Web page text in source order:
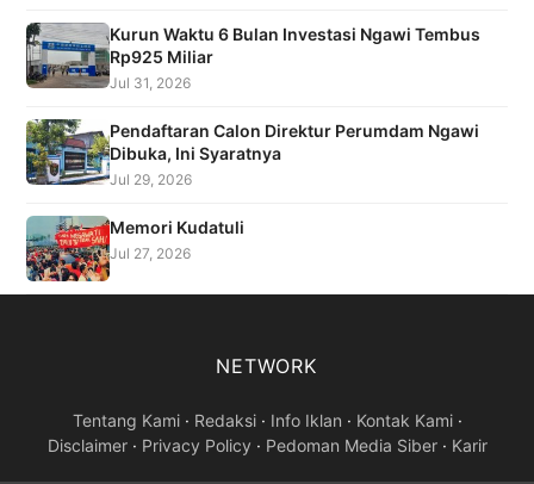
Kurun Waktu 6 Bulan Investasi Ngawi Tembus
Rp925 Miliar
Jul 31, 2026
Pendaftaran Calon Direktur Perumdam Ngawi
Dibuka, Ini Syaratnya
Jul 29, 2026
Memori Kudatuli
Jul 27, 2026
NETWORK
Tentang Kami· Redaksi· Info Iklan · Kontak Kami·
Disclaimer· Privacy Policy · Pedoman Media Siber· Karir